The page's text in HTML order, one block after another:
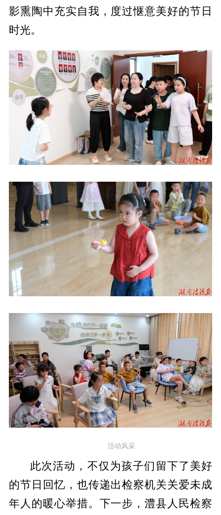
影熏陶中充实自我，度过惬意美好的节日
时光。
活动风采
此次活动，不仅为孩子们留下了美好
的节日回忆，也传递出检察机关关爱未成
年人的暖心举措。下一步，澧县人民检察